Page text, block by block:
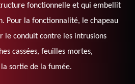
fonctionnelle et qui embellit
Pour la fonctionnalité, le chapeau
le conduit contre les intrusions
cassées, feuilles mortes,
sortie de la fumée.